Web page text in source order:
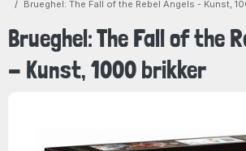
Brueghel: The Fall of the Rebel Angels - Kunst,
Brueghel: The Fall of the
- Kunst, 1000 brikker